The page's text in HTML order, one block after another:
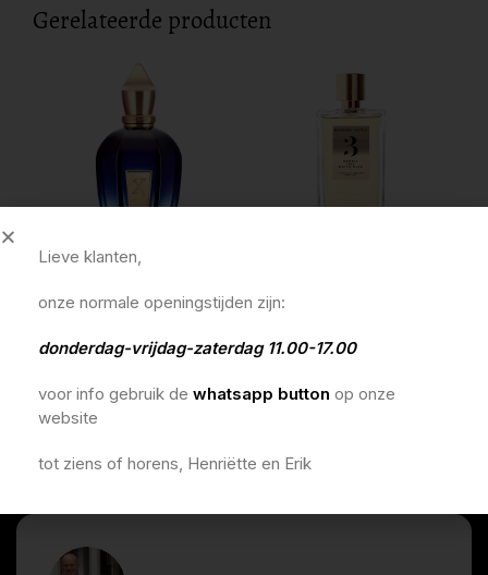
Gerelateerde producten
xerjoff jtc collection more
In winkelmandje In winkelmandje
Lieve klanten,
onze normale openingstijden zijn:
donderdag-vrijdag-zaterdag 11.00-17.00
voor info gebruik de whatsapp button op onze
website
tot ziens of horens, Henriëtte en Erik